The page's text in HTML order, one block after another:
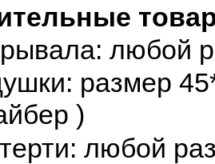
любой
размер
)
любой